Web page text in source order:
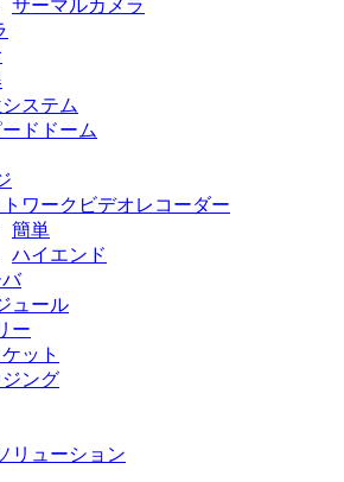
サーマルカメラ
ステム
ドドーム
ワークビデオレコーダー
簡単
ハイエンド
ュール
ー
ット
ング
リューション